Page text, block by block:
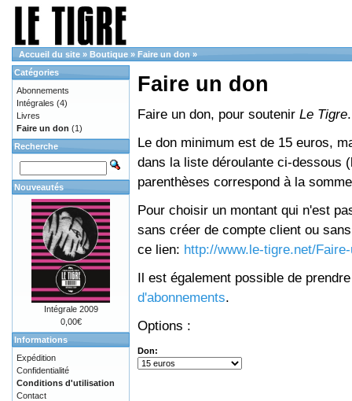
Accueil du site » Boutique » Faire un don »
Faire un don
Faire un don, pour soutenir Le Tigre.
Le don minimum est de 15 euros,
dans la liste déroulante ci-dessous
parenthèses correspond à la
Pour choisir un montant qui n'est
sans créer de compte client ou
ce lien: http://www.le-tigre.net/
Il est également possible de
d'abonnements.
Options :
Don:
Catégories
Abonnements
Intégrales (4)
Livres
Faire un don (1)
Recherche
Nouveautés
Intégrale 2009
0,00€
Informations
Expédition
Confidentialité
Conditions d'utilisation
Contact